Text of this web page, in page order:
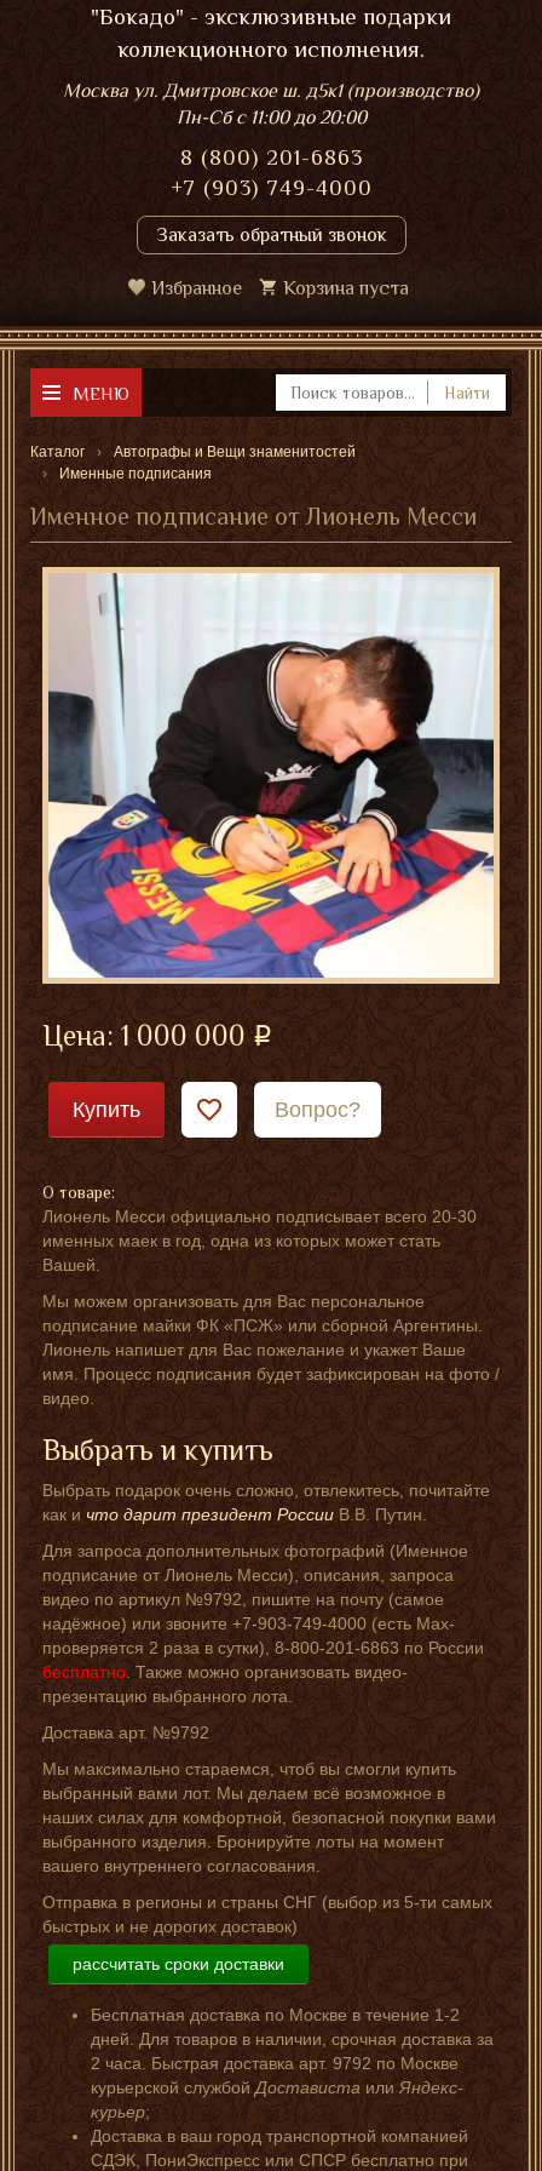
"Бокадо" - эксклюзивные подарки
коллекционного исполнения.
Москва ул. Дмитровское ш. д5к1 (производство)
Пн-Сбс 11:00 до 20:00
8 (800) 201-6863
+7 (903) 749-4000
Заказать обратный звонок
Избранное Корзина пуста
МЕНЮ Найти
Каталог
Автографы и Вещи знаменитостей
Именные подписания
Именное подписание от Лионель Месси
Цена:1 000 000
Купить Вопрос?
О товаре:
Лионель Месси официально подписывает всего 20-30
именных маек в год, одна из которых может стать
Вашей.
Мы можем организовать для Вас персональное
подписание майки ФК «ПСЖ» или сборной Аргентины.
Лионель напишет для Вас пожелание и укажет Ваше
имя. Процесс подписания будет зафиксирован на фото /
видео.
Выбрать и купить
Выбрать подарок очень сложно, отвлекитесь, почитайте
как и что дарит президент России В.В. Путин.
Для запроса дополнительных фотографий (Именное
подписание от Лионель Месси), описания, запроса
видео по артикул №9792, пишите на почту (самое
надёжное) или звоните +7-903-749-4000 (есть Мах-
проверяется 2 раза в сутки), 8-800-201-6863 по России
бесплатно. Также можно организовать видео-
презентацию выбранного лота.
Доставка арт. №9792
Мы максимально стараемся, чтоб вы смогли купить
выбранный вами лот. Мы делаем всё возможное в
наших силах для комфортной, безопасной покупки вами
выбранного изделия. Бронируйте лоты на момент
вашего внутреннего согласования.
Отправка в регионы и страны СНГ (выбор из 5-ти самых
быстрых и не дорогих доставок)
рассчитать сроки доставки
Бесплатная доставка по Москве в течение 1-2
дней. Для товаров в наличии, срочная доставка за
2 часа. Быстрая доставка арт. 9792 по Москве
курьерской службойДоставистаилиЯндекс-
курьер;
Доставка в ваш город транспортной компанией
СДЭК, ПониЭкспресс или СПСР бесплатно при